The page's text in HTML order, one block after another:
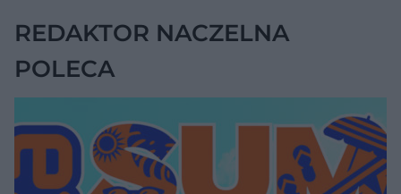
REDAKTOR NACZELNA
POLECA